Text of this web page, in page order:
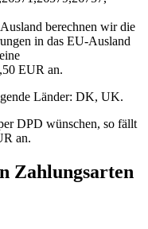
berechnen wir die
in das EU-Ausland
EUR an.
Länder: DK, UK.
DPD wünschen, so fällt
an.
Zahlungsarten